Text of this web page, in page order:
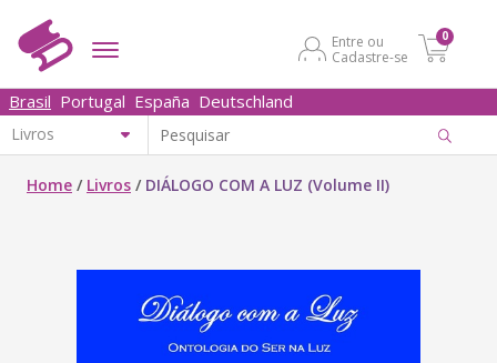
Entre ou
Cadastre-se
0
Brasil Portugal España Deutschland
Home / Livros / DIÁLOGO COM A LUZ (Volume II)